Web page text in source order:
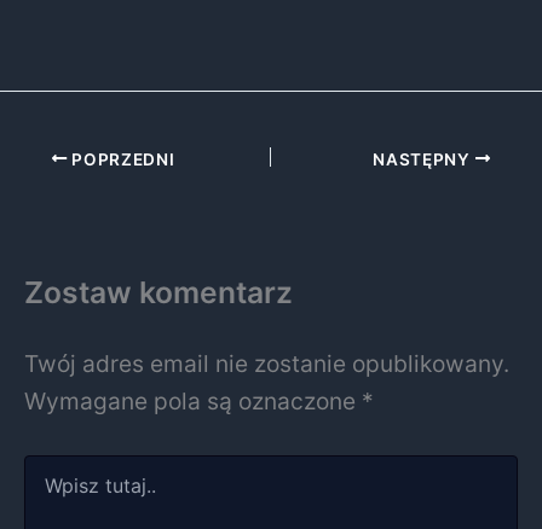
POPRZEDNI NASTĘPNY
Zostaw komentarz
Twój adres email nie zostanie opublikowany.
Wymagane pola są oznaczone *
tutaj..